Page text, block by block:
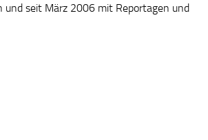
und seit März 2006 mit Reportagen und